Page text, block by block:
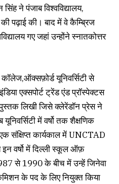
ने पंजाब विश्वविद्यालय,
पढ़ाई की। बाद में वे कैम्ब्रिज
गए जहां उन्होंने स्नातकोत्तर
यूनिवर्सिटी से
एक्सपोर्ट ट्रेंड एंड प्रॉस्पेक्टस
लिखी जिसे क्लेरेंडॉन प्रेस ने
में वर्षो तक शैक्षणिक
संक्षिप्त कार्यकाल में UNCTAD
वर्षो में दिल्ली स्कूल ऑफ़
से 1990 के बीच में उन्हें जिनेवा
के पद के लिए नियुक्त किया